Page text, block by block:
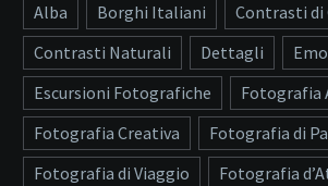
Alba Borghi Italiani
Contrasti di
Contrasti Naturali
Dettagli
Escursioni Fotografiche
Fotografia
Fotografia Creativa
Fotografia di
Fotografia di Viaggio
Fotografia